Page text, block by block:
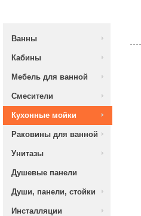
Ванны
Кабины
Мебель для ванной
Смесители
Кухонные мойки
Раковины для ванной
Унитазы
Душевые панели
Души, панели, стойки
Инсталляции